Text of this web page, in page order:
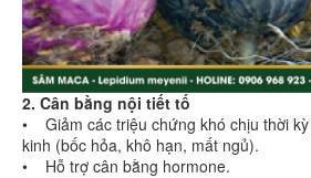
2. Cân bằng nội tiết tố
• Giảm các triệu chứng khó chịu thời
kinh (bốc hỏa, khô hạn, mất ngủ).
• Hỗ trợ cân bằng hormone.